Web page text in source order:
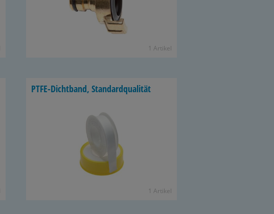
1 Ar­ti­kel
PTFE-​Dichtband, Stan­dard­qua­li­tät
1 Ar­ti­kel